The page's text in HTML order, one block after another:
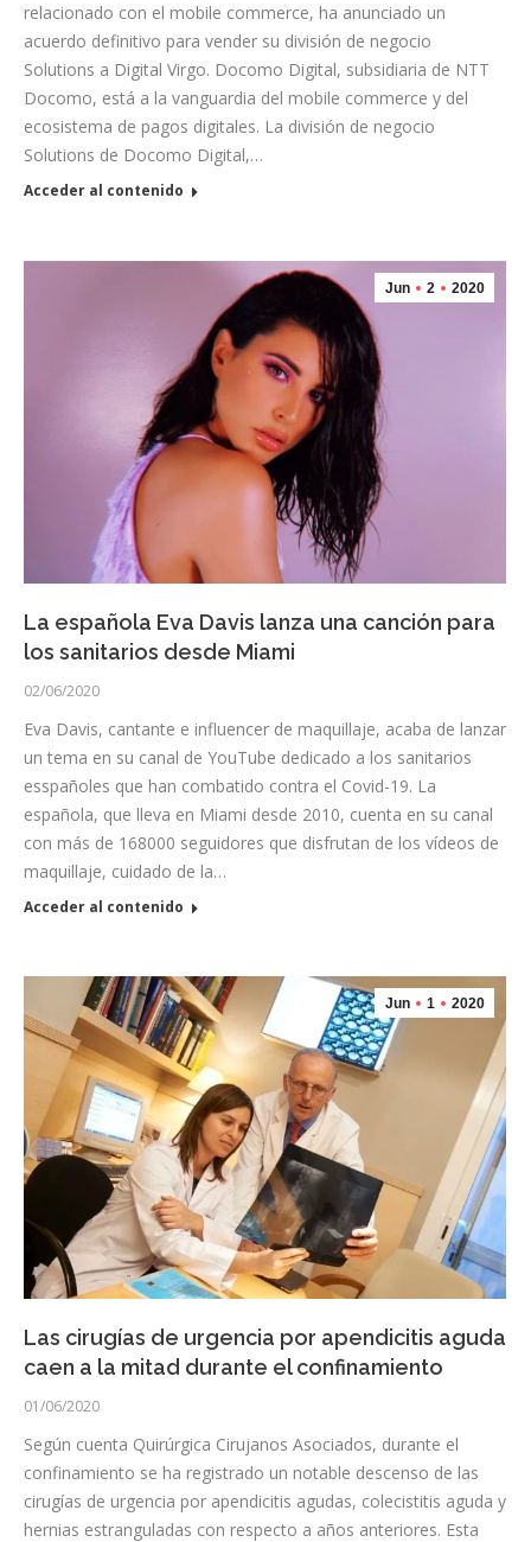
relacionado con el mobile commerce, ha anunciado un
acuerdo definitivo para vender su división de negocio
Solutions a Digital Virgo. Docomo Digital, subsidiaria de NTT
Docomo, está a la vanguardia del mobile commerce y del
ecosistema de pagos digitales. La división de negocio
Solutions de Docomo Digital,…
Acceder al contenido
Jun 2 2020
La española Eva Davis lanza una canción para
los sanitarios desde Miami
02/06/2020
Eva Davis, cantante e influencer de maquillaje, acaba de lanzar
un tema en su canal de YouTube dedicado a los sanitarios
esspañoles que han combatido contra el Covid-19. La
española, que lleva en Miami desde 2010, cuenta en su canal
con más de 168000 seguidores que disfrutan de los vídeos de
maquillaje, cuidado de la…
Acceder al contenido
Jun 1 2020
Las cirugías de urgencia por apendicitis aguda
caen a la mitad durante el confinamiento
01/06/2020
Según cuenta Quirúrgica Cirujanos Asociados, durante el
confinamiento se ha registrado un notable descenso de las
cirugías de urgencia por apendicitis agudas, colecistitis aguda y
hernias estranguladas con respecto a años anteriores. Esta